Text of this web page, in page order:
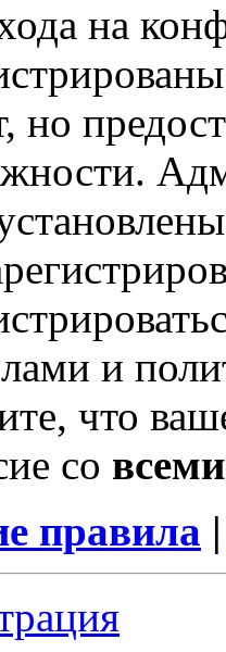
на
но
и
что
со всеми
правила |